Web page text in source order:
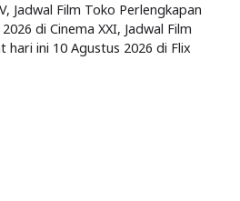
Jadwal Film Toko Perlengkapan
di Cinema XXI, Jadwal Film
hari ini 10 Agustus 2026 di Flix